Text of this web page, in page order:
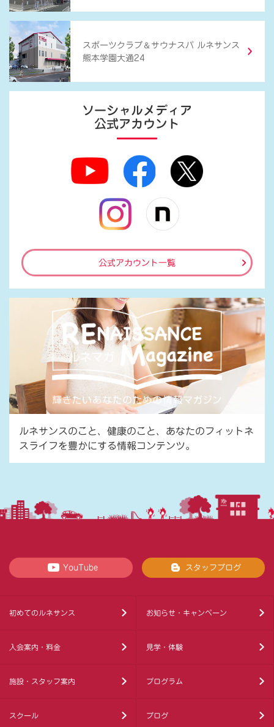
スポーツクラブ ＆ サウナスパ ルネサンス
熊本学園大通24
ソーシャルメディア
公式アカウント
公式アカウント一覧
ルネサンスのこと、健康のこと、あなたのフィットネ
スライフを豊かにする情報コンテンツ。
YouTube スタッフブログ
初めてのルネサンス お知らせ・キャンペーン
入会案内・料金 見学・体験
施設・スタッフ案内 プログラム
スクール ブログ